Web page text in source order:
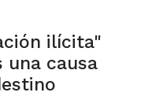
ilícita"
causa